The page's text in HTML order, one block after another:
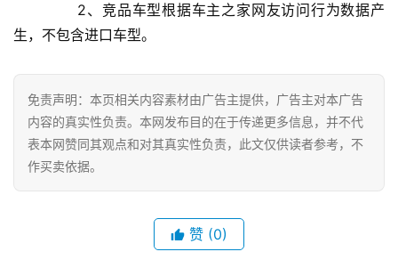
性
尚
健
康
资
2、竞品车型根据车主之家网友访问行为数据产
生，不包含进口车型。
免责声明：本页相关内容素材由广告主提供，广告主对本广告
内容的真实性负责。本网发布目的在于传递更多信息，并不代
表本网赞同其观点和对其真实性负责，此文仅供读者参考，不
作买卖依据。
赞 (0)